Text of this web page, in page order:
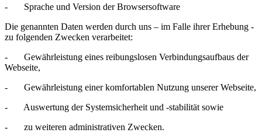
- Sprache und Version der Browsersoftware
Die genannten Daten werden durch uns – im Falle ihrer Erhebung -
zu folgenden Zwecken verarbeitet:
- Gewährleistung eines reibungslosen Verbindungsaufbaus der
Webseite,
- Gewährleistung einer komfortablen Nutzung unserer Webseite,
- Auswertung der Systemsicherheit und -stabilität sowie
- zu weiteren administrativen Zwecken.